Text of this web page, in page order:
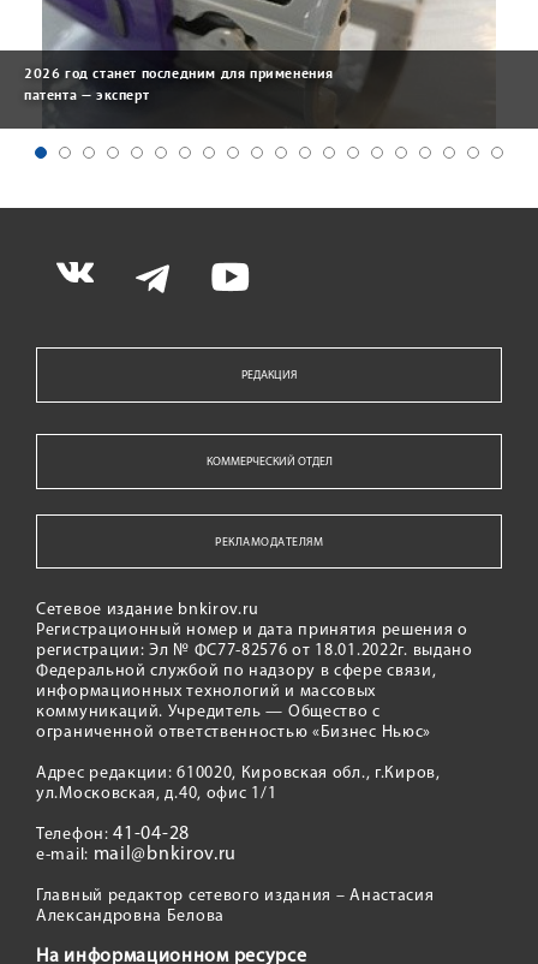
2026 год станет последним для применения
патента — эксперт
РЕДАКЦИЯ
КОММЕРЧЕСКИЙ ОТДЕЛ
РЕКЛАМОДАТЕЛЯМ
Сетевое издание bnkirov.ru
Регистрационный номер и дата принятия решения о
регистрации: Эл № ФС77-82576 от 18.01.2022г. выдано
Федеральной службой по надзору в сфере связи,
информационных технологий и массовых
коммуникаций. Учредитель — Общество с
ограниченной ответственностью «Бизнес Ньюс»
Адрес редакции: 610020, Кировская обл., г.Киров,
ул.Московская, д.40, офис 1/1
Телефон:41-04-28
e-mail: mail@bnkirov.ru
Главный редактор сетевого издания – Анастасия
Александровна Белова
На информационном ресурсе